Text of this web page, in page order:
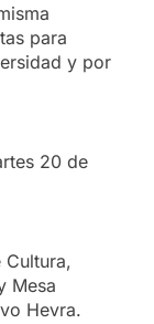
para
y por
20 de
Cultura,
Mesa
Hevra.